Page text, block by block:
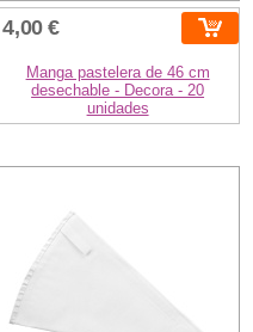
4,00 €
Manga pastelera de 46 cm
desechable - Decora - 20
unidades